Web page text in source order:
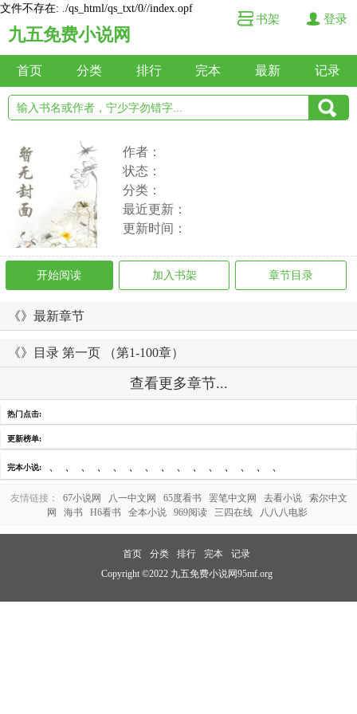
文件不存在: ./qs_html/qs_txt/0//index.opf
九五免费小说网
书架 登录
首页 分类 排行 完本 最新 记录
作者：
状态：
分类：
最近更新：
更新时间：
开始阅读 加入书架 章节目录
《》最新章节
《》目录 第一页 （第1-100章）
查看更多章节...
热门点击:
更新榜单:
完本小说: 、 、 、 、 、 、 、 、 、 、 、 、 、 、 、
友情链接： 67小说网 八一中文网 65度看书 罢笔中文网 去看小说
索尔中文
网
海书 H6看书 全本小说 969阅读 三四在线 八八八电影
首页 分类 排行 完本
记录
Copyright ©2022 九五免费小说网95mf.org